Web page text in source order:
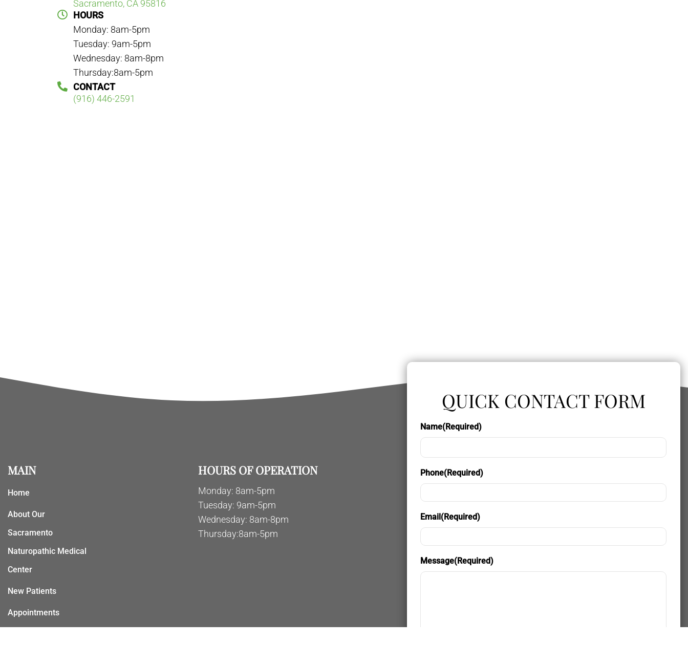
Sacramento, CA 95816
HOURS
Monday: 8am-5pm
Tuesday: 9am-5pm
Wednesday: 8am-8pm
Thursday:8am-5pm
CONTACT
(916) 446-2591
MAIN
Home
About Our
Sacramento
Naturopathic Medical
Center
New Patients
Appointments
HOURS OF OPERATION
Monday: 8am-5pm
Tuesday: 9am-5pm
Wednesday: 8am-8pm
Thursday:8am-5pm
QUICK CONTACT FORM
Name(Required)
Phone(Required)
Email(Required)
Message(Required)